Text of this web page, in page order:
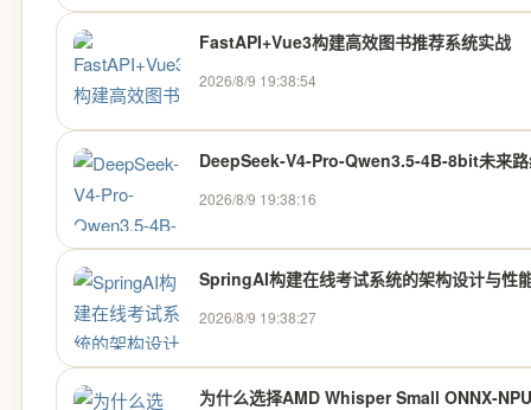
FastAPI+Vue3构建高效图书推荐系统实战
2026/8/9 19:38:54
DeepSeek-V4-Pro-Qwen3.5-4B-8bit未来
2026/8/9 19:38:16
SpringAI构建在线考试系统的架构设计与性
2026/8/9 19:38:27
为什么选择AMD Whisper Small ONNX-